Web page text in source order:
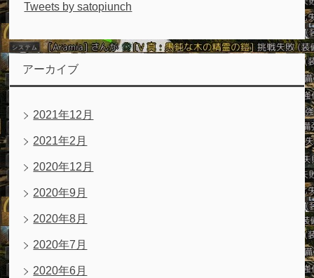
Tweets by satopiunch
アーカイブ
2021年12月
2021年2月
2020年12月
2020年9月
2020年8月
2020年7月
2020年6月